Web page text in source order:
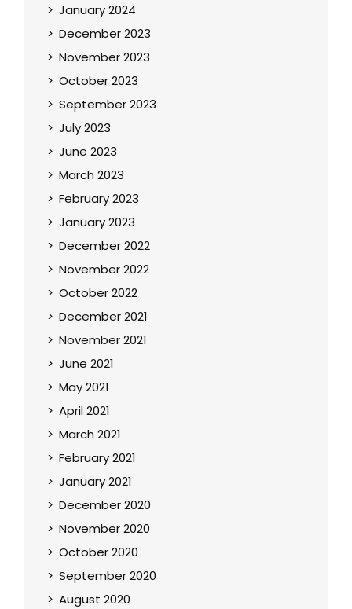
January 2024
December 2023
November 2023
October 2023
September 2023
July 2023
June 2023
March 2023
February 2023
January 2023
December 2022
November 2022
October 2022
December 2021
November 2021
June 2021
May 2021
April 2021
March 2021
February 2021
January 2021
December 2020
November 2020
October 2020
September 2020
August 2020